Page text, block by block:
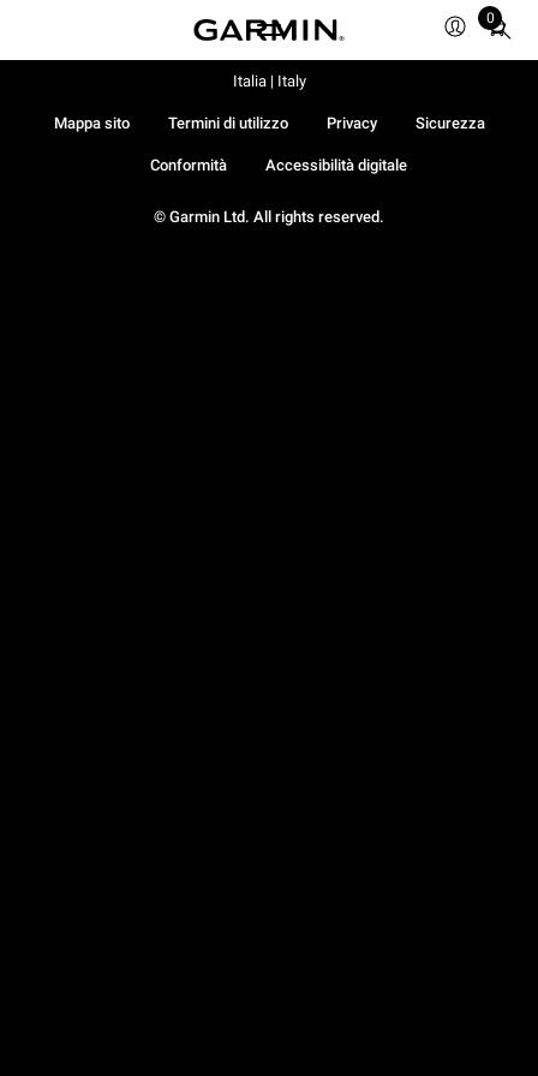
0
Total
© Garmin Ltd. All rights reserved.
Mappa sito Termini di utilizzo Privacy Sicurezza
Conformità Accessibilità digitale
Italia | Italy